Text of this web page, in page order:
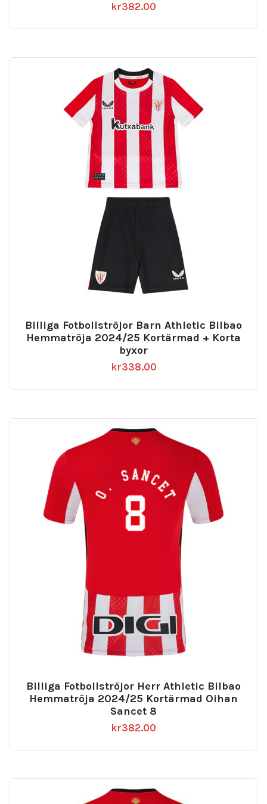
kr382.00
Billiga Fotbollströjor Barn Athletic Bilbao
Hemmatröja 2024/25 Kortärmad + Korta
byxor
kr338.00
Billiga Fotbollströjor Herr Athletic Bilbao
Hemmatröja 2024/25 Kortärmad Oihan
Sancet 8
kr382.00